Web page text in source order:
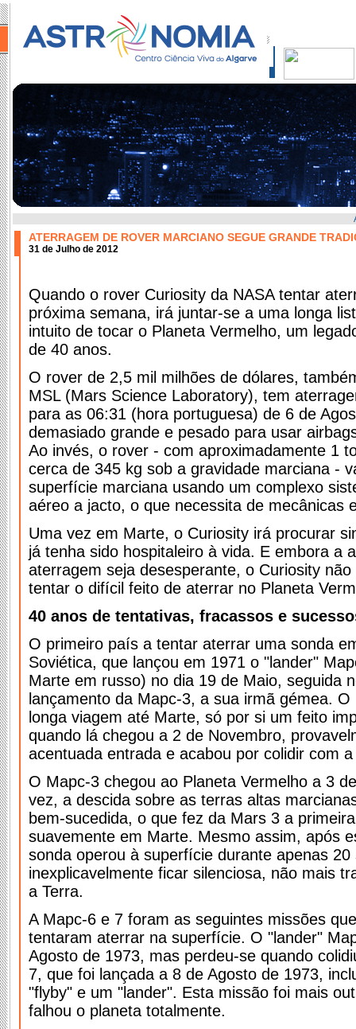
ATERRAGEM DE ROVER MARCIANO SEGUE GRANDE
31 de Julho de 2012
Quando o rover Curiosity da NASA tentar
próxima semana, irá juntar-se a uma longa
intuito de tocar o Planeta Vermelho, um
de 40 anos.
O rover de 2,5 mil milhões de dólares,
MSL (Mars Science Laboratory), tem
para as 06:31 (hora portuguesa) de 6 de
demasiado grande e pesado para usar
Ao invés, o rover - com aproximadamente 1
cerca de 345 kg sob a gravidade marciana -
superfície marciana usando um complexo
aéreo a jacto, o que necessita de mecânicas
Uma vez em Marte, o Curiosity irá procurar
já tenha sido hospitaleiro à vida. E embora a
aterragem seja desesperante, o Curiosity
tentar o difícil feito de aterrar no Planeta
40 anos de tentativas, fracassos e
O primeiro país a tentar aterrar uma sonda
Soviética, que lançou em 1971 o "lander"
Marte em russo) no dia 19 de Maio, seguida
lançamento da Mapc-3, a sua irmã gémea.
longa viagem até Marte, só por si um feito
quando lá chegou a 2 de Novembro,
acentuada entrada e acabou por colidir com
O Mapc-3 chegou ao Planeta Vermelho a 3
vez, a descida sobre as terras altas
bem-sucedida, o que fez da Mars 3 a
suavemente em Marte. Mesmo assim, após
sonda operou à superfície durante apenas
inexplicavelmente ficar silenciosa, não mais
a Terra.
A Mapc-6 e 7 foram as seguintes missões
tentaram aterrar na superfície. O "lander"
Agosto de 1973, mas perdeu-se quando
7, que foi lançada a 8 de Agosto de 1973,
"flyby" e um "lander". Esta missão foi mais
falhou o planeta totalmente.